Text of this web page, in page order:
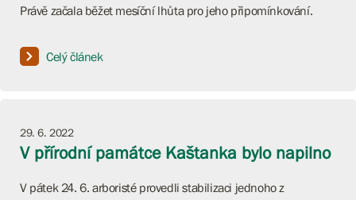
Právě začala běžet mesíční lhůta pro jeho připomínkování.
Celý článek
29. 6. 2022
V přírodní památce Kaštanka bylo napilno
V pátek 24. 6. arboristé provedli stabilizaci jednoho z